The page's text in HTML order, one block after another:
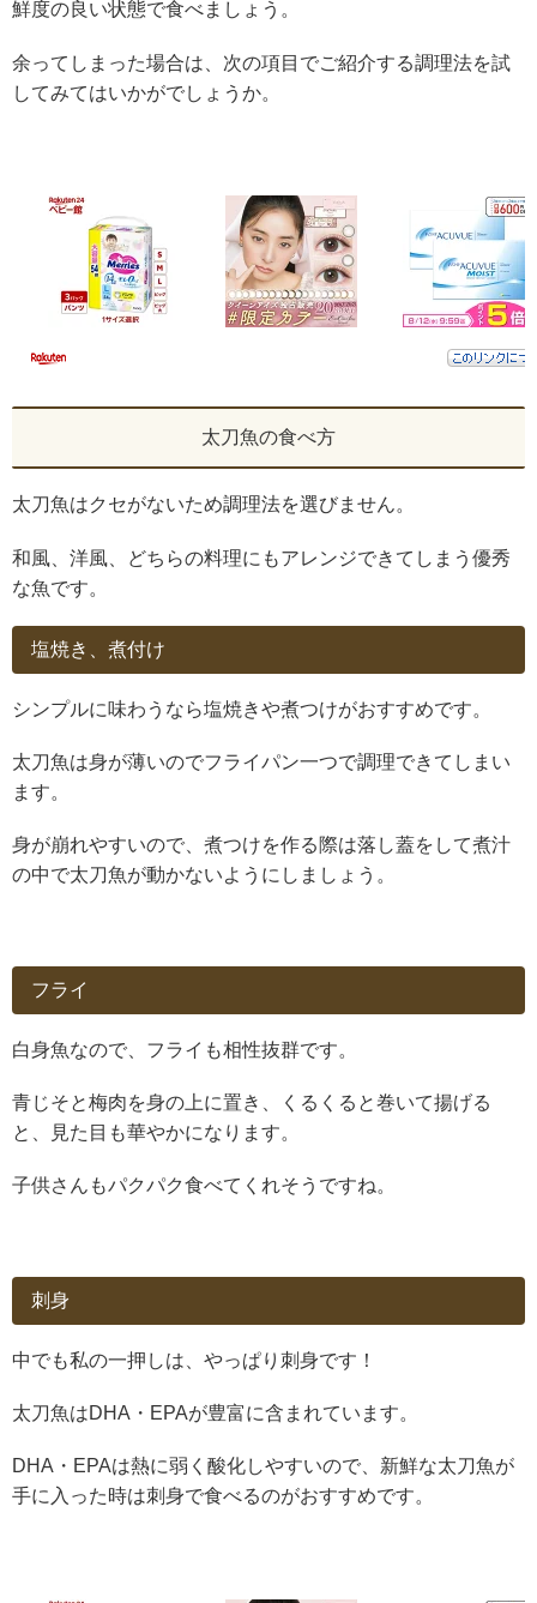
鮮度の良い状態で食べましょう。
余ってしまった場合は、次の項目でご紹介する調理法を試
してみてはいかがでしょうか。
太刀魚の食べ方
太刀魚はクセがないため調理法を選びません。
和風、洋風、どちらの料理にもアレンジできてしまう優秀
な魚です。
塩焼き、煮付け
シンプルに味わうなら塩焼きや煮つけがおすすめです。
太刀魚は身が薄いのでフライパン一つで調理できてしまい
ます。
身が崩れやすいので、煮つけを作る際は落し蓋をして煮汁
の中で太刀魚が動かないようにしましょう。
フライ
白身魚なので、フライも相性抜群です。
青じそと梅肉を身の上に置き、くるくると巻いて揚げる
と、見た目も華やかになります。
子供さんもパクパク食べてくれそうですね。
刺身
中でも私の一押しは、やっぱり刺身です！
太刀魚はDHA・EPAが豊富に含まれています。
DHA・EPAは熱に弱く酸化しやすいので、新鮮な太刀魚が
手に入った時は刺身で食べるのがおすすめです。